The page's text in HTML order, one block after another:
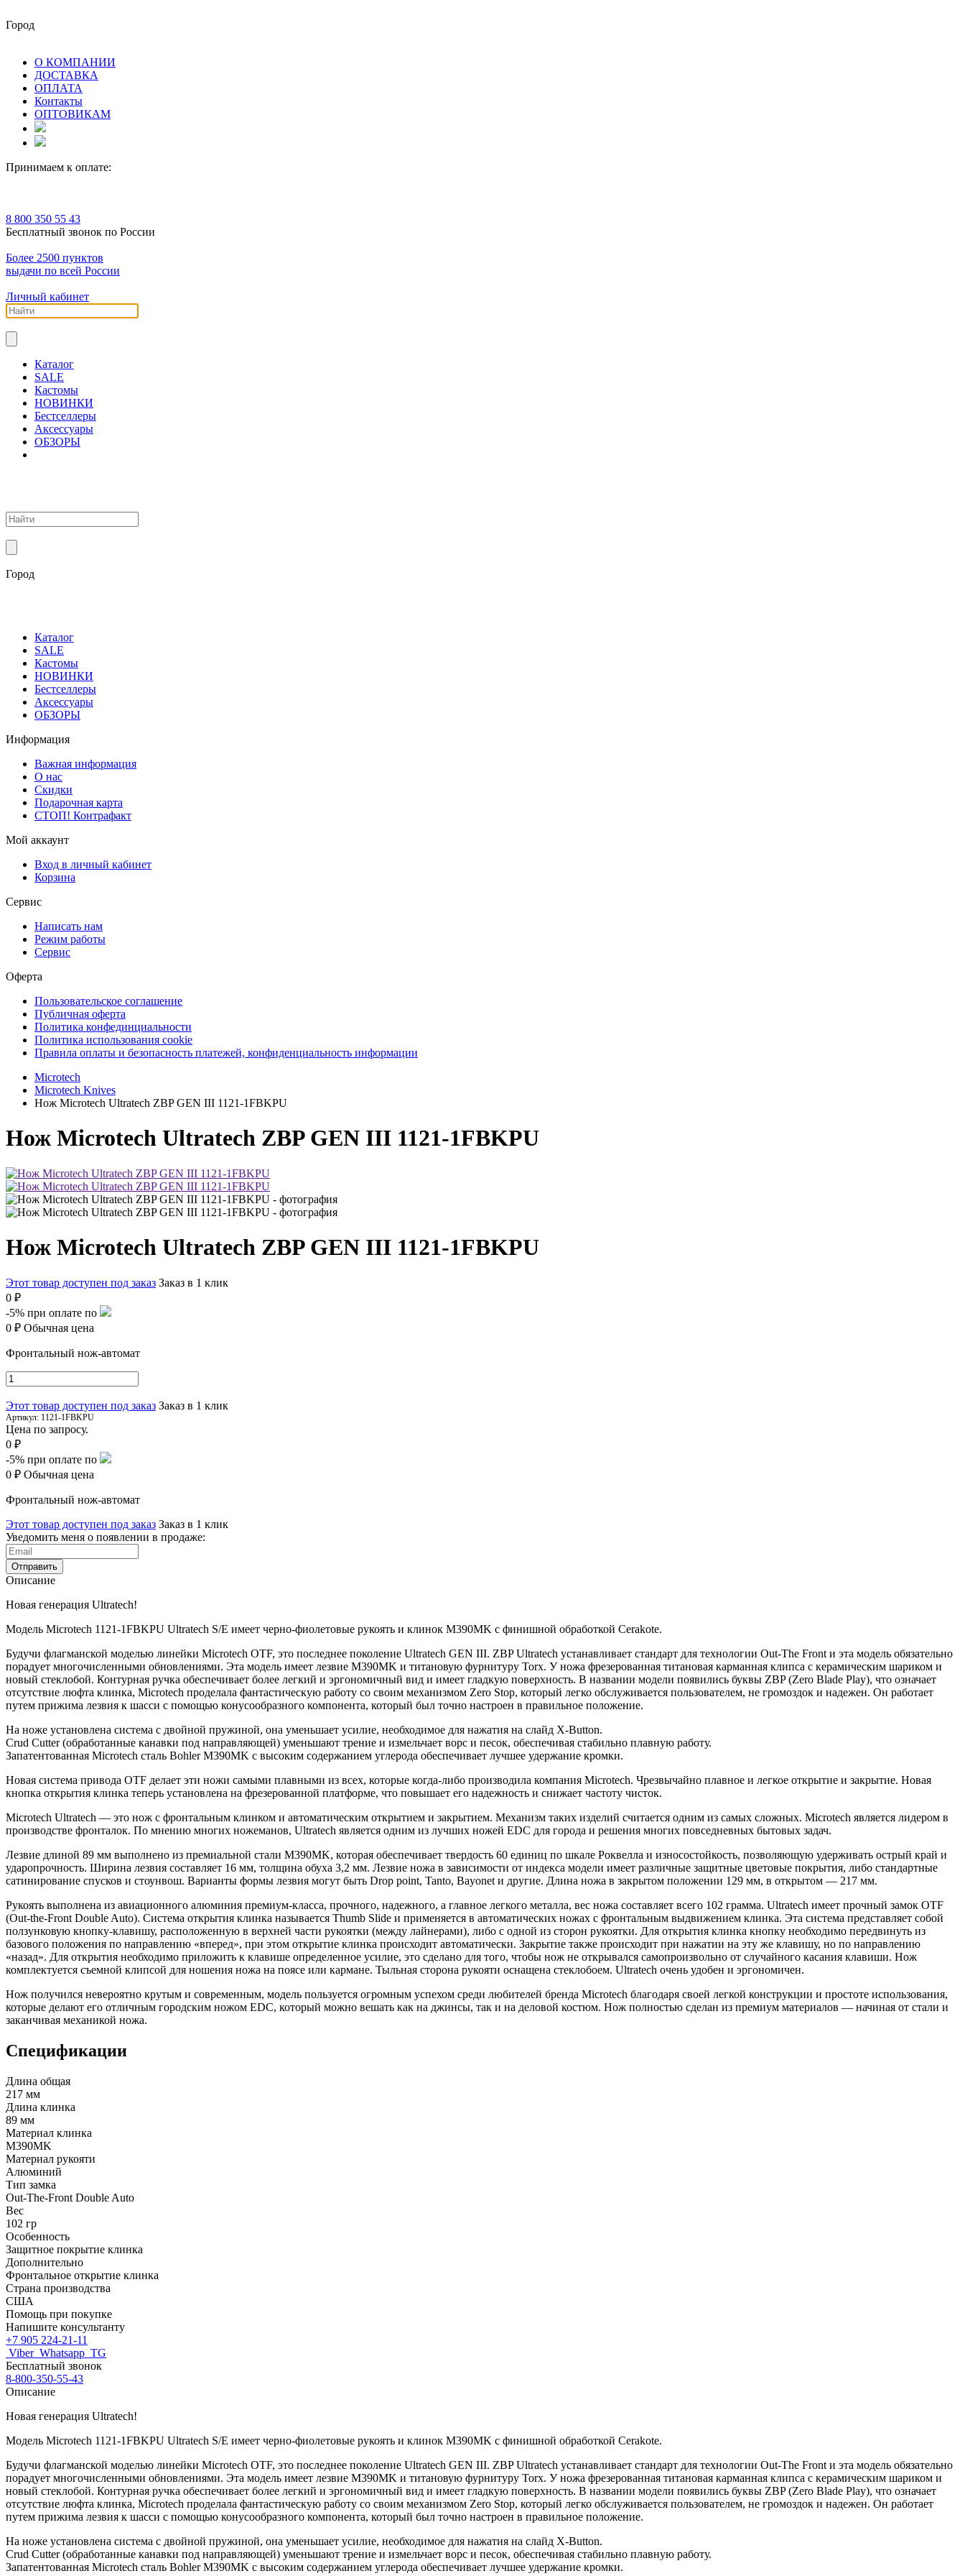
Город
О КОМПАНИИ
ДОСТАВКА
ОПЛАТА
Контакты
ОПТОВИКАМ
Принимаем к оплате:
8 800 350 55 43
Бесплатный звонок по России
Более 2500 пунктов
выдачи по всей России
Личный кабинет
Каталог
SALE
Кастомы
НОВИНКИ
Бестселлеры
Аксессуары
ОБЗОРЫ
Город
Каталог
SALE
Кастомы
НОВИНКИ
Бестселлеры
Аксессуары
ОБЗОРЫ
Информация
Важная информация
О нас
Скидки
Подарочная карта
СТОП! Контрафакт
Мой аккаунт
Вход в личный кабинет
Корзина
Сервис
Написать нам
Режим работы
Сервис
Оферта
Пользовательское соглашение
Публичная оферта
Политика конфединциальности
Политика использования cookie
Правила оплаты и безопасность платежей, конфиденциальность информации
Microtech
Microtech Knives
Нож Microtech Ultratech ZBP GEN III 1121-1FBKPU
Нож Microtech Ultratech ZBP GEN III 1121-1FBKPU
Нож Microtech Ultratech ZBP GEN III 1121-1FBKPU
Этот товар доступен под заказ Заказ в 1 клик
0 ₽
-5% при оплате по
0 ₽ Обычная цена
Фронтальный нож-автомат
Этот товар доступен под заказ Заказ в 1 клик
Артикул: 1121-1FBKPU
Цена по запросу.
0 ₽
-5% при оплате по
0 ₽ Обычная цена
Фронтальный нож-автомат
Этот товар доступен под заказ Заказ в 1 клик
Уведомить меня о появлении в продаже:
Отправить
Описание
Новая генерация Ultratech!
Модель Microtech 1121-1FBKPU Ultratech S/E имеет черно-фиолетовые рукоять и клинок M390MK с финишной обработкой Cerakote.
Будучи флагманской моделью линейки Microtech OTF, это последнее поколение Ultratech GEN III. ZBP Ultratech устанавливает стандарт для технологии Out-The Front и эта модель обязательно
порадует многочисленными обновлениями. Эта модель имеет лезвие M390MK и титановую фурнитуру Torx. У ножа фрезерованная титановая карманная клипса с керамическим шариком и
новый стеклобой. Контурная ручка обеспечивает более легкий и эргономичный вид и имеет гладкую поверхность. В названии модели появились буквы ZBP (Zero Blade Play), что означает
отсутствие люфта клинка, Microtech проделала фантастическую работу со своим механизмом Zero Stop, который легко обслуживается пользователем, не громоздок и надежен. Он работает
путем прижима лезвия к шасси с помощью конусообразного компонента, который был точно настроен в правильное положение.
На ноже установлена система с двойной пружиной, она уменьшает усилие, необходимое для нажатия на слайд X-Button.
Crud Cutter (обработанные канавки под направляющей) уменьшают трение и измельчает ворс и песок, обеспечивая стабильно плавную работу.
Запатентованная Microtech сталь Bohler M390MK с высоким содержанием углерода обеспечивает лучшее удержание кромки.
Новая система привода OTF делает эти ножи самыми плавными из всех, которые когда-либо производила компания Microtech. Чрезвычайно плавное и легкое открытие и закрытие. Новая
кнопка открытия клинка теперь установлена на фрезерованной платформе, что повышает его надежность и снижает частоту чисток.
Microtech Ultratech — это нож с фронтальным клинком и автоматическим открытием и закрытием. Механизм таких изделий считается одним из самых сложных. Microtech является лидером в
производстве фронталок. По мнению многих ножеманов, Ultratech является одним из лучших ножей EDC для города и решения многих повседневных бытовых задач.
Лезвие длиной 89 мм выполнено из премиальной стали M390MK, которая обеспечивает твердость 60 единиц по шкале Роквелла и износостойкость, позволяющую удерживать острый край и
ударопрочность. Ширина лезвия составляет 16 мм, толщина обуха 3,2 мм. Лезвие ножа в зависимости от индекса модели имеет различные защитные цветовые покрытия, либо стандартные
сатинирование спусков и стоунвош. Варианты формы лезвия могут быть Drop point, Tanto, Bayonet и другие. Длина ножа в закрытом положении 129 мм, в открытом — 217 мм.
Рукоять выполнена из авиационного алюминия премиум-класса, прочного, надежного, а главное легкого металла, вес ножа составляет всего 102 грамма. Ultratech имеет прочный замок OTF
(Out-the-Front Double Auto). Система открытия клинка называется Thumb Slide и применяется в автоматических ножах с фронтальным выдвижением клинка. Эта система представляет собой
ползунковую кнопку-клавишу, расположенную в верхней части рукоятки (между лайнерами), либо с одной из сторон рукоятки. Для открытия клинка кнопку необходимо передвинуть из
базового положения по направлению «вперед», при этом открытие клинка происходит автоматически. Закрытие также происходит при нажатии на эту же клавишу, но по направлению
«назад». Для открытия необходимо приложить к клавише определенное усилие, это сделано для того, чтобы нож не открывался самопроизвольно от случайного касания клавиши. Нож
комплектуется съемной клипсой для ношения ножа на поясе или кармане. Тыльная сторона рукояти оснащена стеклобоем. Ultratech очень удобен и эргономичен.
Нож получился невероятно крутым и современным, модель пользуется огромным успехом среди любителей бренда Microtech благодаря своей легкой конструкции и простоте использования,
которые делают его отличным городским ножом EDC, который можно вешать как на джинсы, так и на деловой костюм. Нож полностью сделан из премиум материалов — начиная от стали и
заканчивая механикой ножа.
Спецификации
Длина общая
217 мм
Длина клинка
89 мм
Материал клинка
M390MK
Материал рукояти
Алюминий
Тип замка
Out-The-Front Double Auto
Вес
102 гр
Особенность
Защитное покрытие клинка
Дополнительно
Фронтальное открытие клинка
Страна производства
США
Помощь при покупке
Напишите консультанту
+7 905 224-21-11
Viber Whatsapp TG
Бесплатный звонок
8-800-350-55-43
Описание
Новая генерация Ultratech!
Модель Microtech 1121-1FBKPU Ultratech S/E имеет черно-фиолетовые рукоять и клинок M390MK с финишной обработкой Cerakote.
Будучи флагманской моделью линейки Microtech OTF, это последнее поколение Ultratech GEN III. ZBP Ultratech устанавливает стандарт для технологии Out-The Front и эта модель обязательно
порадует многочисленными обновлениями. Эта модель имеет лезвие M390MK и титановую фурнитуру Torx. У ножа фрезерованная титановая карманная клипса с керамическим шариком и
новый стеклобой. Контурная ручка обеспечивает более легкий и эргономичный вид и имеет гладкую поверхность. В названии модели появились буквы ZBP (Zero Blade Play), что означает
отсутствие люфта клинка, Microtech проделала фантастическую работу со своим механизмом Zero Stop, который легко обслуживается пользователем, не громоздок и надежен. Он работает
путем прижима лезвия к шасси с помощью конусообразного компонента, который был точно настроен в правильное положение.
На ноже установлена система с двойной пружиной, она уменьшает усилие, необходимое для нажатия на слайд X-Button.
Crud Cutter (обработанные канавки под направляющей) уменьшают трение и измельчает ворс и песок, обеспечивая стабильно плавную работу.
Запатентованная Microtech сталь Bohler M390MK с высоким содержанием углерода обеспечивает лучшее удержание кромки.